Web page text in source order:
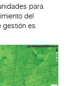
para
del
gestión es